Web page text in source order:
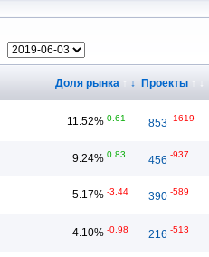
Доля рынка ↓ Проекты
11.52% 0.61 853 -1619
9.24% 0.83 456 -937
5.17% -3.44 390 -589
4.10% -0.98 216 -513